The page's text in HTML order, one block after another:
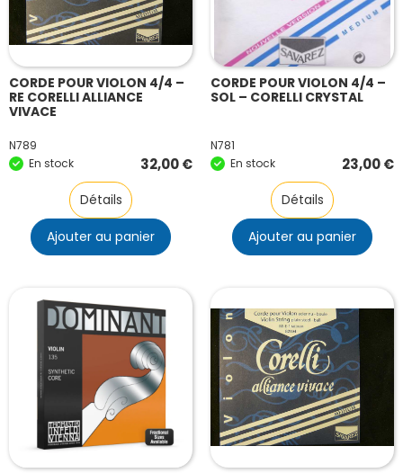
CORDE POUR VIOLON 4/4 –
RE CORELLI ALLIANCE
VIVACE
N789
En stock
32,00€
Détails
Ajouter au panier
CORDE POUR VIOLON 4/4 –
SOL – CORELLI CRYSTAL
N781
En stock
23,00€
Détails
Ajouter au panier